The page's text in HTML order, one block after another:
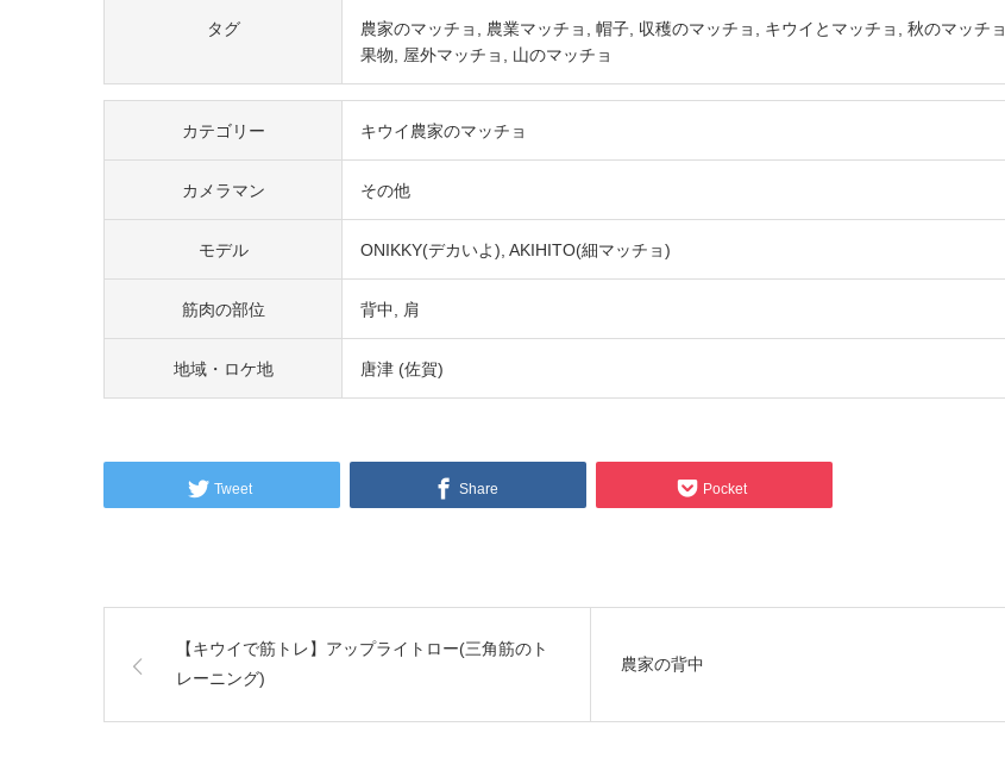
タグ 農家のマッチョ 農業マッチョ 帽子 収穫のマッチョ キウイとマッチョ 秋のマッチョ
果物
屋外マッチョ 山のマッチョ
カテゴリー キウイ農家のマッチョ
カメラマン その他
モデル ONIKKY(デカいよ) AKIHITO(細マッチョ)
筋肉の部位 背中 肩
地域・ロケ地 唐津 (佐賀)
Tweet Share Pocket
【キウイで筋トレ】アップライトロー(三角筋のト
レーニング)
農家の背中